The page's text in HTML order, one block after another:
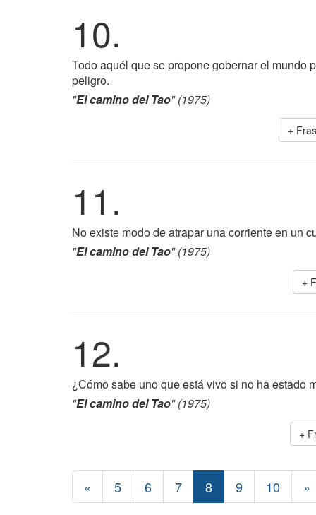
10.
Todo aquél que se propone gobernar el mundo
peligro.
"El camino del Tao" (1975)
+
11.
No existe modo de atrapar una corriente en un
"El camino del Tao" (1975)
+
12.
¿Cómo sabe uno que está vivo si no ha estado
"El camino del Tao" (1975)
+
« 5 6 7 8 9 10 »